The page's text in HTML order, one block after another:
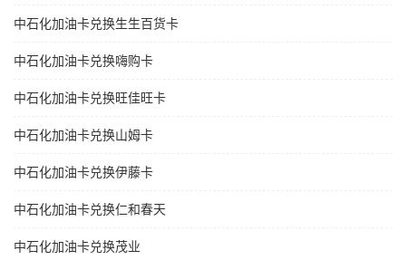
中石化加油卡兑换生生百货卡
中石化加油卡兑换嗨购卡
中石化加油卡兑换旺佳旺卡
中石化加油卡兑换山姆卡
中石化加油卡兑换伊藤卡
中石化加油卡兑换仁和春天
中石化加油卡兑换茂业